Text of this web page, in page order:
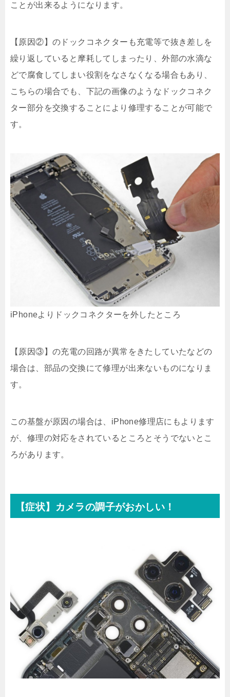
ことが出来るようになります。
【原因②】のドックコネクターも充電等で抜き差しを
繰り返していると摩耗してしまったり、外部の水滴な
どで腐食してしまい役割をなさなくなる場合もあり、
こちらの場合でも、下記の画像のようなドックコネク
ター部分を交換することにより修理することが可能で
す。
iPhoneよりドックコネクターを外したところ
【原因③】の充電の回路が異常をきたしていたなどの
場合は、部品の交換にて修理が出来ないものになりま
す。
この基盤が原因の場合は、iPhone修理店にもよります
が、修理の対応をされているところとそうでないとこ
ろがあります。
【症状】カメラの調子がおかしい！